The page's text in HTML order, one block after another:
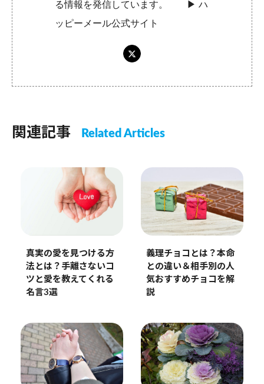
る情報を発信しています。 ▶︎ハ
ッピーメール公式サイト
関連記事 Related Articles
真実の愛を見つける方
法とは？手離さないコ
ツと愛を教えてくれる
名言3選
義理チョコとは？本命
との違い＆相手別の人
気おすすめチョコを解
説